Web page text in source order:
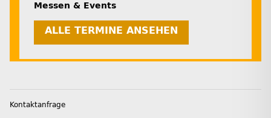
Messen & Events
ALLE TERMINE ANSEHEN
Kontaktanfrage